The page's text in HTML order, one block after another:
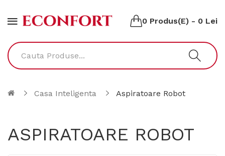
0 Produs(e) - 0 Lei
Casa Inteligenta Aspiratoare Robot
ASPIRATOARE ROBOT